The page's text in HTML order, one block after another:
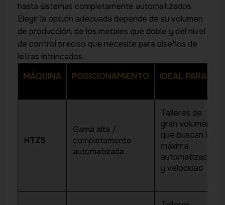
hasta sistemas completamente automatizados.
Elegir la opción adecuada depende de su volumen
de producción, de los metales que doble y del nivel
de control preciso que necesite para diseños de
letras intrincados.
MÁQUINA
POSICIONAMIENTO IDEAL PARA
HTZ5
Gama alta /
completamente
automatizada
Talleres de
gran volumen
que buscan la
máxima
automatización
y velocidad